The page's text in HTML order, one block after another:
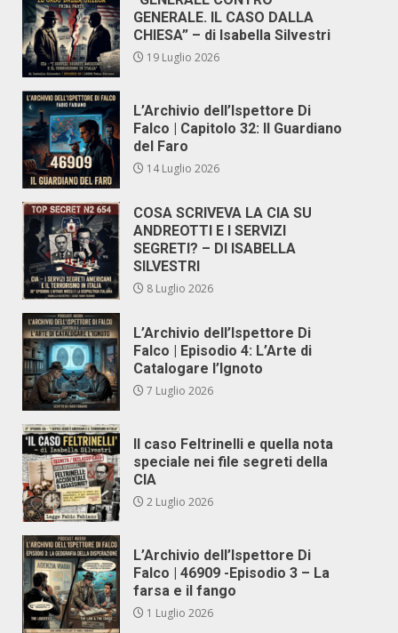
GENERALE. IL CASO DALLA
CHIESA” – di Isabella Silvestri
19 Luglio 2026
L’Archivio dell’Ispettore Di
Falco | Capitolo 32: Il Guardiano
del Faro
14 Luglio 2026
COSA SCRIVEVA LA CIA SU
ANDREOTTI E I SERVIZI
SEGRETI? – DI ISABELLA
SILVESTRI
8 Luglio 2026
L’Archivio dell’Ispettore Di
Falco | Episodio 4: L’Arte di
Catalogare l’Ignoto
7 Luglio 2026
Il caso Feltrinelli e quella nota
speciale nei file segreti della
CIA
2 Luglio 2026
L’Archivio dell’Ispettore Di
Falco | 46909 -Episodio 3 – La
farsa e il fango
1 Luglio 2026